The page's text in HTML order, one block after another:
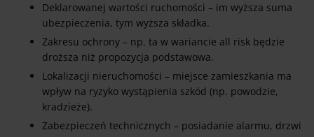
Deklarowanej wartości ruchomości – im wyższa suma
ubezpieczenia, tym wyższa składka.
Zakresu ochrony – np. ta w wariancie all risk będzie
droższa niż propozycja podstawowa.
Lokalizacji nieruchomości – miejsce zamieszkania ma
wpływ na ryzyko wystąpienia szkód (np. powodzie,
kradzieże).
Zabezpieczeń technicznych – posiadanie alarmu, drzwi